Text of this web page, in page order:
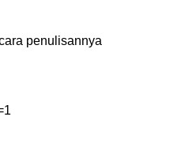
penulisannya